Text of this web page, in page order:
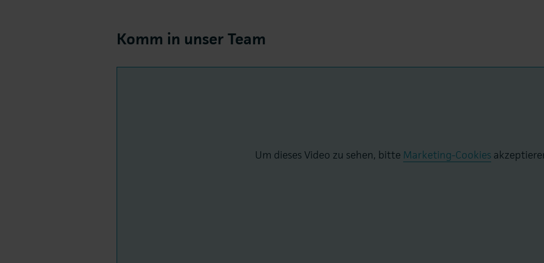
Komm in unser Team
Um dieses Video zu sehen, bitte Marketing-Cookies